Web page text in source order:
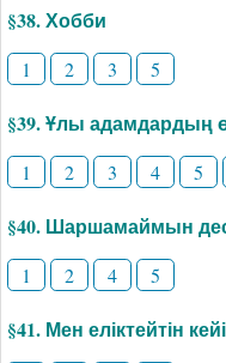
§38. Хобби
1 2 3 5
§39. Ұлы адамдардың
1 2 3 4 5
§40. Шаршамаймын
1 2 4 5
§41. Мен еліктейтін